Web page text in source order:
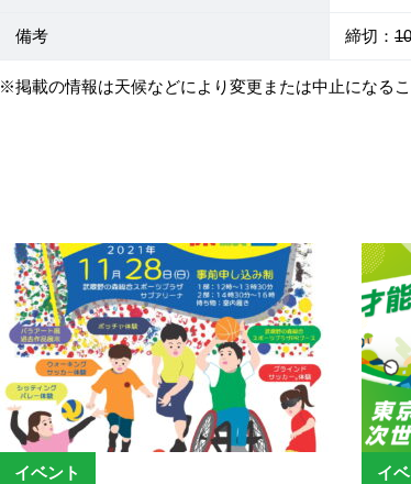
備考 締切：
※掲載の情報は天候などにより変更または中止になるこ
イベント イ